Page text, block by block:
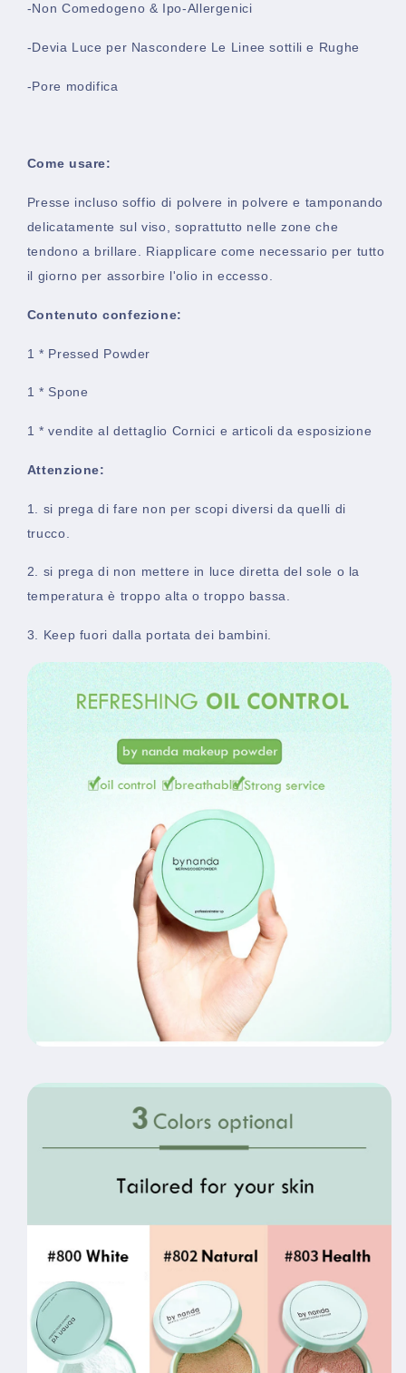
-Non Comedogeno & Ipo-Allergenici
-Devia Luce per Nascondere Le Linee sottili e Rughe
-Pore modifica
Come usare:
Presse incluso soffio di polvere in polvere e tamponando
delicatamente sul viso, soprattutto nelle zone che
tendono a brillare. Riapplicare come necessario per tutto
il giorno per assorbire l'olio in eccesso.
Contenuto confezione:
1 * Pressed Powder
1 * Spone
1 * vendite al dettaglio Cornici e articoli da esposizione
Attenzione:
1. si prega di fare non per scopi diversi da quelli di
trucco.
2. si prega di non mettere in luce diretta del sole o la
temperatura è troppo alta o troppo bassa.
3. Keep fuori dalla portata dei bambini.